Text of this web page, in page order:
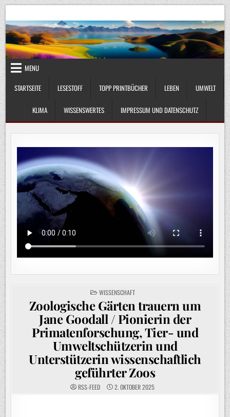
Skip
to
content
UmweltKlima.com
MENU
STARTSEITE
LESESTOFF TOPP PRINTBÜCHER LEBEN UMWELT
KLIMA WISSENSWERTES IMPRESSUM UND DATENSCHUTZ
POSTED
IN
WISSENSCHAFT
Zoologische Gärten trauern um
Jane Goodall / Pionierin der
Primatenforschung, Tier- und
Umweltschützerin und
Unterstützerin wissenschaftlich
geführter Zoos
RSS-FEED 2. OKTOBER 2025